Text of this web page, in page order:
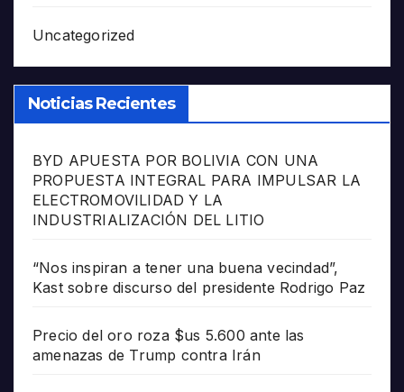
Uncategorized
Noticias Recientes
BYD APUESTA POR BOLIVIA CON UNA
PROPUESTA INTEGRAL PARA IMPULSAR LA
ELECTROMOVILIDAD Y LA
INDUSTRIALIZACIÓN DEL LITIO
“Nos inspiran a tener una buena vecindad”,
Kast sobre discurso del presidente Rodrigo Paz
Precio del oro roza $us 5.600 ante las
amenazas de Trump contra Irán